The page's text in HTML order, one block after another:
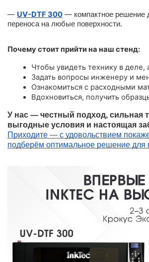
— UV-DTF 300 — компактное решение
переноса на любые поверхности.
Почему стоит прийти на наш стенд:
Чтобы увидеть технику в деле,
Задать вопросы инженеру и
Ознакомиться с расходными
Вдохновиться, получить
У нас — честный подход, сильная
выгодные условия и настоящая
Приходите — с удовольствием
подберём оптимальное решение для